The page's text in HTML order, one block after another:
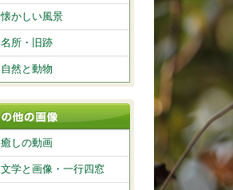
懐かしい風景
名所・旧跡
自然と動物
癒しの動画
文学と画像・一行四窓